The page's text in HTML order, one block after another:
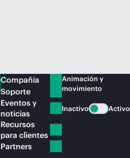
Compañía
Soporte
Eventos y
noticias
Recursos
para clientes
Partners
Animación y
movimiento
Inactivo Activo